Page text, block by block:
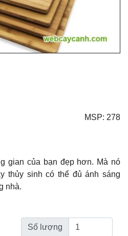
MSP: 278
gian của bạn đẹp hơn. Mà nó
thủy sinh có thể đủ ánh sáng
nhà.
Số lượng